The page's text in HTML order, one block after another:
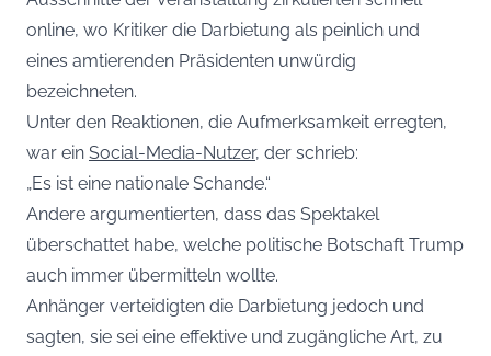
online, wo Kritiker die Darbietung als peinlich und
eines amtierenden Präsidenten unwürdig
bezeichneten.
Unter den Reaktionen, die Aufmerksamkeit erregten,
war ein Social-Media-Nutzer, der schrieb:
„Es ist eine nationale Schande.“
Andere argumentierten, dass das Spektakel
überschattet habe, welche politische Botschaft Trump
auch immer übermitteln wollte.
Anhänger verteidigten die Darbietung jedoch und
sagten, sie sei eine effektive und zugängliche Art, zu